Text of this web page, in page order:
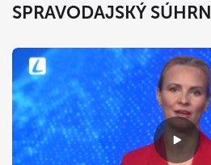
SPRAVODAJSKÝ SÚHRN